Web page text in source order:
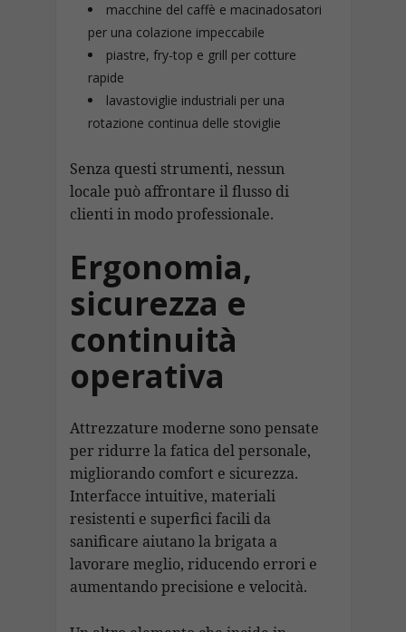
macchine del caffè e macinadosatori
per una colazione impeccabile
piastre, fry-top e grill per cotture
rapide
lavastoviglie industriali per una
rotazione continua delle stoviglie
Senza questi strumenti, nessun
locale può affrontare il flusso di
clienti in modo professionale.
Ergonomia,
sicurezza e
continuità
operativa
Attrezzature moderne sono pensate
per ridurre la fatica del personale,
migliorando comfort e sicurezza.
Interfacce intuitive, materiali
resistenti e superfici facili da
sanificare aiutano la brigata a
lavorare meglio, riducendo errori e
aumentando precisione e velocità.